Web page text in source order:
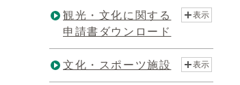
観光・文化に関する
申請書ダウンロード
表示
文化・スポーツ施設 表示